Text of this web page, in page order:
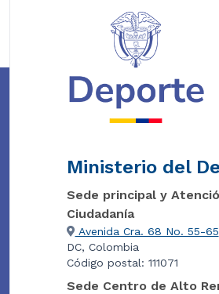
Ministerio del
Sede principal y
Ciudadanía
Avenida Cra. 68 No. 55-65
DC, Colombia
Código postal: 111071
Sede Centro de Alto